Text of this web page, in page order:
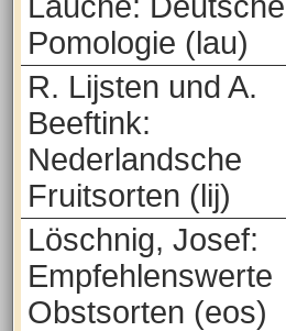
Pomologie (lau)
R. Lijsten und A.
Beeftink:
Nederlandsche
Fruitsorten (lij)
Löschnig, Josef:
Empfehlenswerte
Obstsorten (eos)